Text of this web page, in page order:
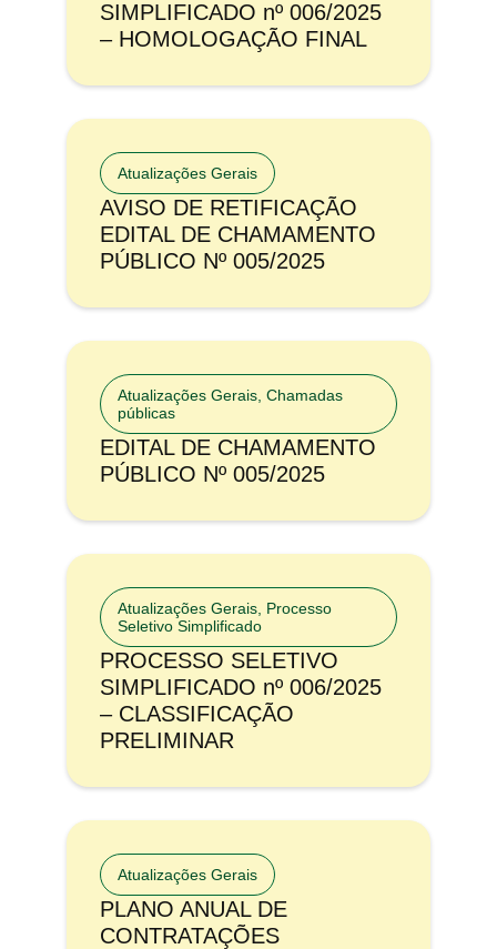
SIMPLIFICADO nº 006/2025
– HOMOLOGAÇÃO FINAL
Atualizações Gerais
AVISO DE RETIFICAÇÃO
EDITAL DE CHAMAMENTO
PÚBLICO Nº 005/2025
Atualizações Gerais Chamadas
públicas
EDITAL DE CHAMAMENTO
PÚBLICO Nº 005/2025
Atualizações Gerais Processo
Seletivo Simplificado
PROCESSO SELETIVO
SIMPLIFICADO nº 006/2025
– CLASSIFICAÇÃO
PRELIMINAR
Atualizações Gerais
PLANO ANUAL DE
CONTRATAÇÕES